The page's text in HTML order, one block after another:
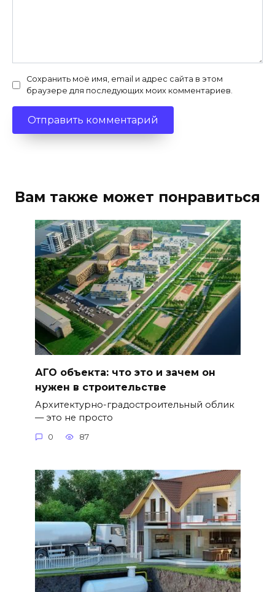
Сохранить моё имя, email и адрес сайта в этом
браузере для последующих моих комментариев.
Вам также может понравиться
АГО объекта: что это и зачем он
нужен в строительстве
Архитектурно-градостроительный облик
— это не просто
0 87